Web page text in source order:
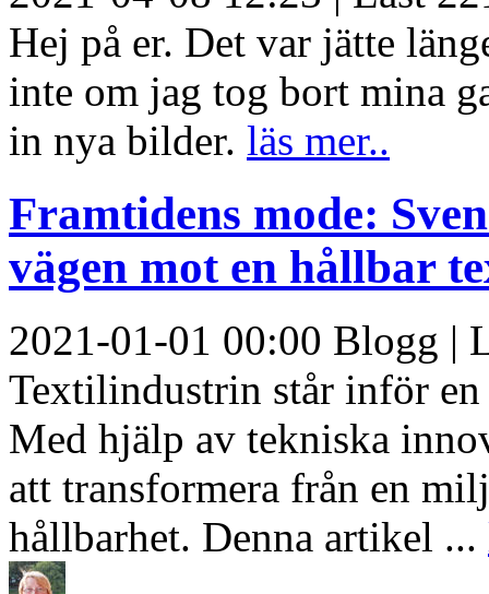
Hej på er. Det var jätte
inte om jag tog bort mina
in nya bilder. läs mer..
Framtidens mode:
vägen mot en hållbar
2021-01-01 00:00 Blogg |
Textilindustrin står inför
Med hjälp av tekniska
att transformera från en
hållbarhet. Denna artikel ...